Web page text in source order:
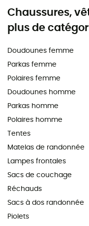
Chaussures,
plus de
Doudounes femme
Parkas femme
Polaires femme
Doudounes homme
Parkas homme
Polaires homme
Tentes
Matelas de randonnée
Lampes frontales
Sacs de couchage
Réchauds
Sacs à dos randonnée
Piolets